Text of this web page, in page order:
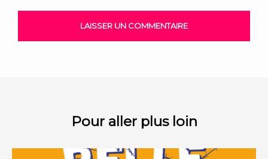
Pour aller plus loin